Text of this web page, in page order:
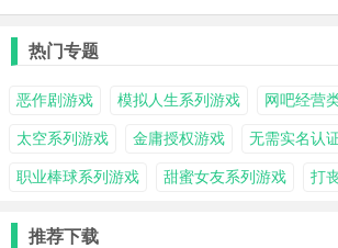
热门专题
恶作剧游戏 模拟人生系列游戏 网吧经营
太空系列游戏 金庸授权游戏 无需实名认
职业棒球系列游戏 甜蜜女友系列游戏 打
推荐下载